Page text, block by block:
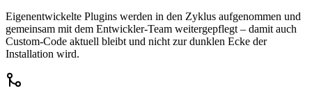
Eigenentwickelte Plugins werden in den Zyklus aufgenommen und
gemeinsam mit dem Entwickler-Team weitergepflegt – damit auch
Custom-Code aktuell bleibt und nicht zur dunklen Ecke der
Installation wird.